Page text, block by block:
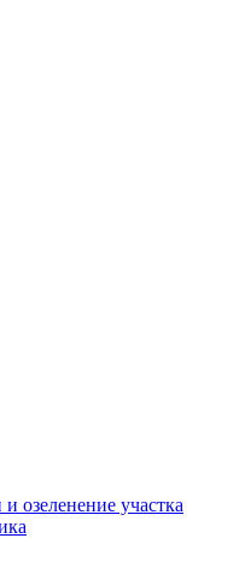
озеленение участка